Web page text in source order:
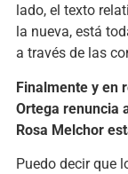
lado, el texto
la nueva, está
a través de las
Finalmente y en
Ortega renuncia
Rosa Melchor
Puedo decir que